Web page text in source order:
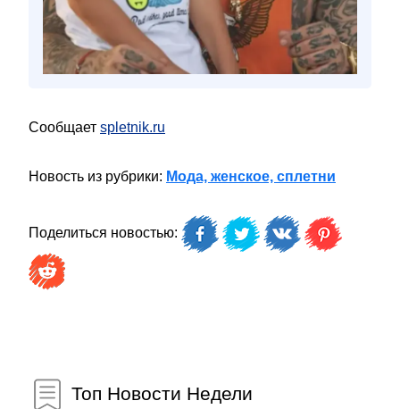
Сообщает spletnik.ru
Новость из рубрики: Мода, женское, сплетни
Поделиться новостью:
Топ Новости Недели